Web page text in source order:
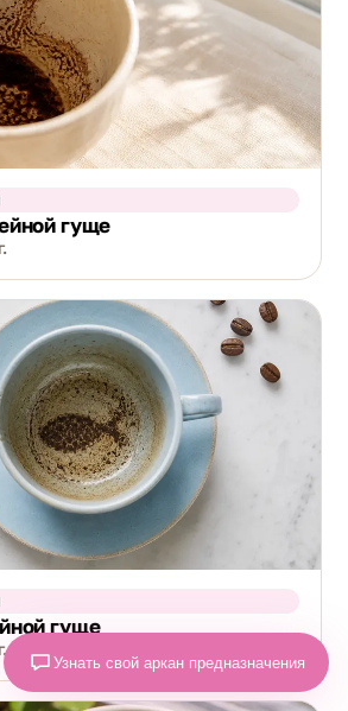
гуще
гуще
Узнать свой аркан предназначения